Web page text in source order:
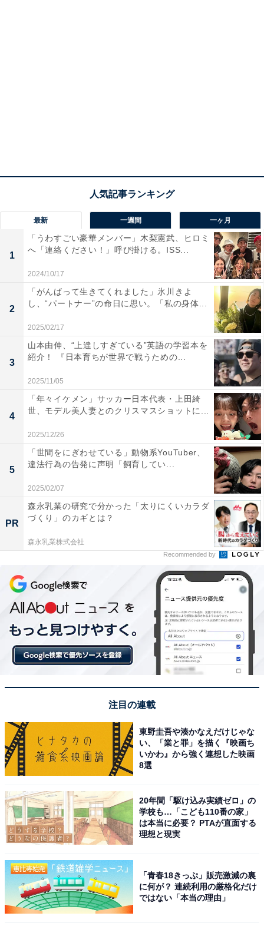
最新 一週間 一ヶ月
1
「うわすごい豪華メンバー」木梨憲武、ヒロミ
へ「連絡ください！」呼び掛ける。ISS...
2024/10/17
2
「がんばって生きてくれました」氷川きよ
し、“パートナー”の命日に思い。「私の身体...
2025/02/17
3
山本由伸、“上達しすぎている”英語の学習本を
紹介！ 『日本育ちが世界で戦うための...
2025/11/05
4
「年々イケメン」サッカー日本代表・上田綺
世、モデル美人妻とのクリスマスショットに...
2025/12/26
5
「世間をにぎわせている」動物系YouTuber、
違法行為の告発に声明「飼育してい...
2025/02/07
PR
森永乳業の研究で分かった「太りにくいカラダ
づくり」のカギとは？
森永乳業株式会社
Recommended by
注目の連載
東野圭吾や湊かなえだけじゃな
い、「業と罪」を描く『映画ち
いかわ』から強く連想した映画
8選
20年間「駆け込み実績ゼロ」の
学校も…「こども110番の家」
は本当に必要？ PTAが直面する
理想と現実
「青春18きっぷ」販売激減の裏
に何が？ 連続利用の厳格化だけ
ではない「本当の理由」